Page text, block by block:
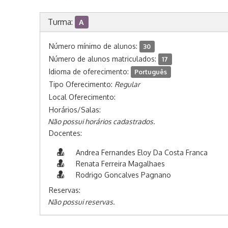
Turma: A
Número mínimo de alunos: 30
Número de alunos matriculados: 17
Idioma de oferecimento: Português
Tipo Oferecimento: Regular
Local Oferecimento:
Horários/Salas:
Não possui horários cadastrados.
Docentes:
Andrea Fernandes Eloy Da Costa Franca
Renata Ferreira Magalhaes
Rodrigo Goncalves Pagnano
Reservas:
Não possui reservas.